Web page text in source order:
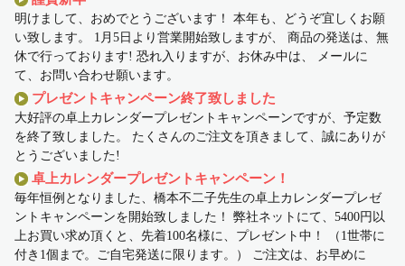
明けまして、おめでとうございます！ 本年も、どうぞ宜しくお願
い致します。 1月5日より営業開始致しますが、 商品の発送は、無
休で行っております! 恐れ入りますが、お休み中は、 メールに
て、お問い合わせ願います。
プレゼントキャンペーン終了致しました
大好評の卓上カレンダープレゼントキャンペーンですが、予定数
を終了致しました。 たくさんのご注文を頂きまして、誠にありが
とうございました!
卓上カレンダープレゼントキャンペーン！
毎年恒例となりました、橋本不二子先生の卓上カレンダープレゼ
ントキャンペーンを開始致しました！ 弊社ネットにて、5400円以
上お買い求め頂くと、先着100名様に、プレゼント中！ （1世帯に
付き1個まで。ご自宅発送に限ります。） ご注文は、お早めに